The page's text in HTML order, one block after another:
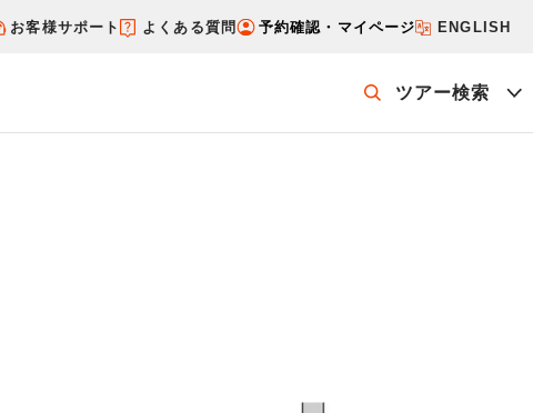
お客様サポート よくある質問 予約確認・マイページ ENGLISH
ツアー検索